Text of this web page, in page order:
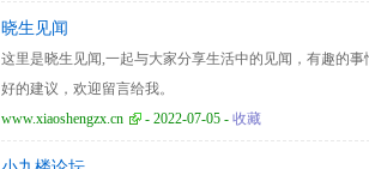
晓生见闻
这里是晓生见闻,一起与大家分享生活中的见闻，有趣的
好的建议，欢迎留言给我。
www.xiaoshengzx.cn
- 2022-07-05 - 收藏